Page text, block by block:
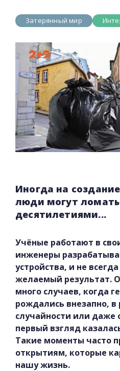
Затерянный мир
Иногда на
люди могут ломать
десятилетиями...
Учёные работают в
инженеры
устройства, и не
желаемый результат.
много случаев, когда
рождались внезапно, в
случайности или даже
первый взгляд
Такие моменты часто
открытиям, которые
нашу жизнь.